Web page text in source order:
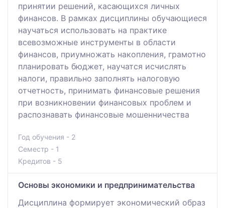
принятии решений, касающихся личных
финансов. В рамках дисциплины обучающиеся
научаться использовать на практике
всевозможные инструменты в области
финансов, приумножать накопления, грамотно
планировать бюджет, научатся исчислять
налоги, правильно заполнять налоговую
отчетность, принимать финансовые решения
при возникновении финансовых проблем и
распознавать финансовые мошенничества
Год обучения - 2
Семестр - 1
Кредитов - 5
Основы экономики и предпринимательства
Дисциплина формирует экономический образ